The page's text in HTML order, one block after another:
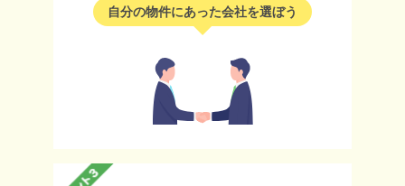
自分の物件にあった会社を選ぼう